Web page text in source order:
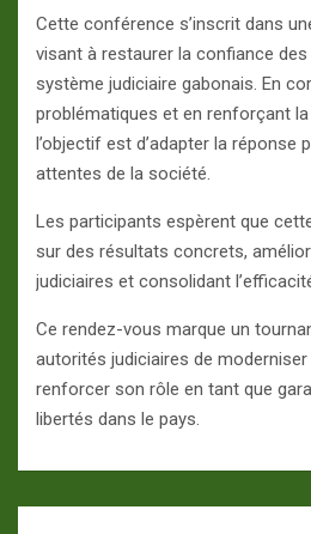
Cette conférence s’inscrit dans
visant à restaurer la confiance
système judiciaire gabonais. En
problématiques et en renforçant
l’objectif est d’adapter la réponse
attentes de la société.
Les participants espèrent que
sur des résultats concrets,
judiciaires et consolidant
Ce rendez-vous marque un
autorités judiciaires de
renforcer son rôle en tant que
libertés dans le pays.